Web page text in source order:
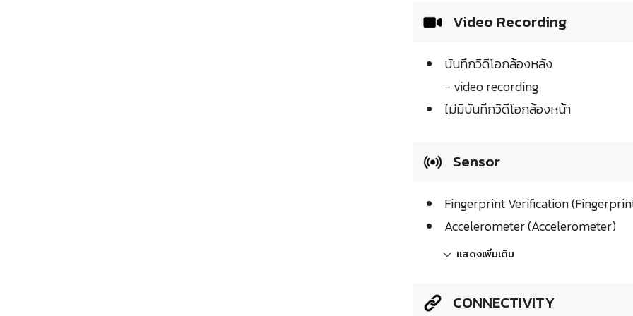
Video Recording
บันทึกวิดีโอกล้องหลัง
- video recording
ไม่มีบันทึกวิดีโอกล้องหน้า
Sensor
Fingerprint Verification
Accelerometer (Accelerometer)
แสดงเพิ่มเติม
CONNECTIVITY